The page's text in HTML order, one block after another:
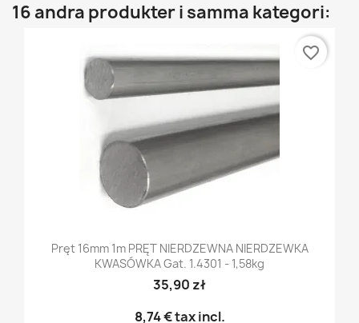
16 andra produkter i samma kategori:
Pręt 16mm 1m PRĘT NIERDZEWNA NIERDZEWKA
KWASÓWKA Gat. 1.4301 - 1,58kg
35,90 zł
8,74 €tax incl.
favorite_border